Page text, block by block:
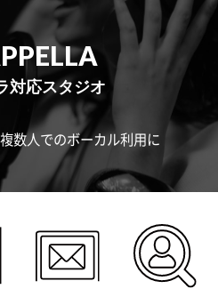
対応スタジオ
数人でのボーカル利用に